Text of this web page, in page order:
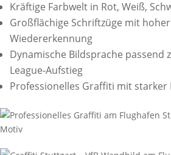
Kräftige Farbwelt in Rot, Weiß,
Großflächige Schriftzüge mit hoher
Wiedererkennung
Dynamische Bildsprache passend
League-Aufstieg
Professionelles Graffiti mit starker